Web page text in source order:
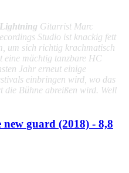
Gitarrist Marc
Studio ist knackig fett
um sich richtig krachmatisch
eine mächtig tanzbare HC
Jahr erneut einige
einbringen wird, wo das
die Bühne abreißen wird. Well
guard (2018) - 8,8